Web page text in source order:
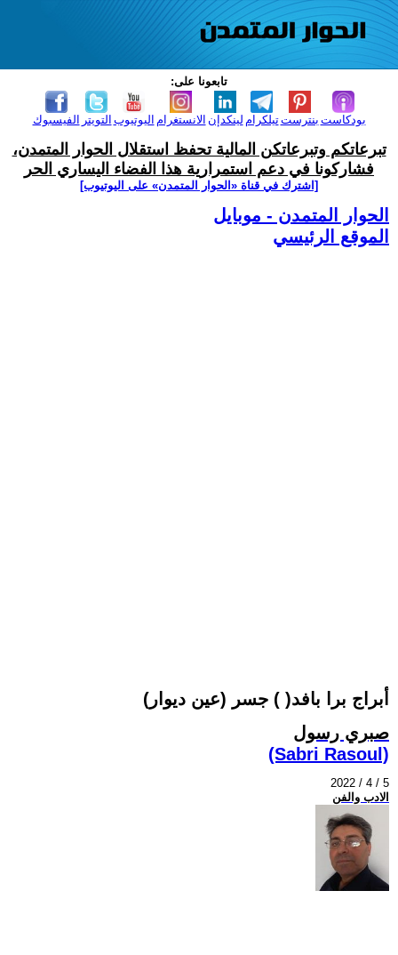
تابعونا على:
الفيسبوك التويتر اليوتيوب الانستغرام لينكدإن تيلكرامبنترست بودكاست
تبرعاتكم وتبرعاتكن المالية تحفظ استقلال الحوار المتمدن،
فشاركونا في دعم استمرارية هذا الفضاء اليساري الحر
[اشترك في قناة ‫«الحوار المتمدن» على اليوتيوب]
الحوار المتمدن - موبايل
الموقع الرئيسي
أبراج برا بافد( ) جسر (عين ديوار)
صبري رسول
(Sabri Rasoul)
2022 / 4 / 5
الادب والفن